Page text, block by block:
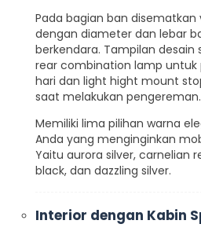
Pada bagian ban disematkan
dengan diameter dan lebar
berkendara. Tampilan desain
rear combination lamp
hari dan light hight mount
saat melakukan pengereman.
Memiliki lima pilihan warna
Anda yang menginginkan
Yaitu aurora silver, carnelian
black, dan dazzling silver.
Interior dengan Kabin